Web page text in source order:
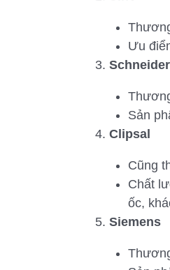
Ưu
Schneider
Sản
Clipsal
Cũng
Chất
ốc,
Siemens